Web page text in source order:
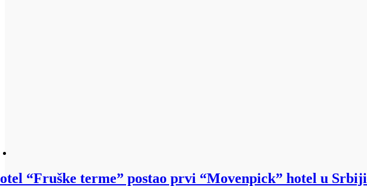
“Fruške terme” postao prvi “Movenpick” hotel u Srbiji